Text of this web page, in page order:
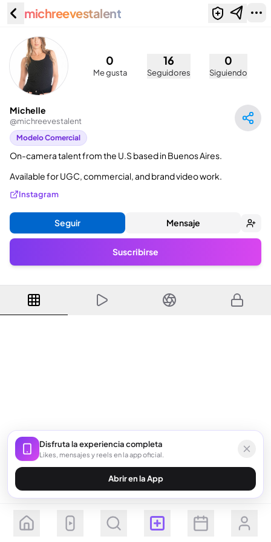
Michelle (@michreevestalent)
michreevestalent
0
Me gusta
16
Seguidores
0
Siguiendo
Michelle
@michreevestalent
Modelo Comercial
On-camera talent from the U.S based in Buenos Aires.
Available for UGC, commercial, and brand video work.
Instagram
Seguir Mensaje
Suscribirse
Seguir Suscribirse
Disfruta la experiencia completa
Likes, mensajes y reels en la app oficial.
Abrir en la App